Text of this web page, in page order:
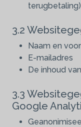
terugbetaling)
3.2
Naam en
E-mailadres
De inhoud
3.3
Google